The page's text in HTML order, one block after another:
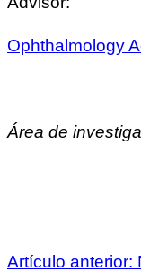
Ophthalmology
Área de
Artículo anterior: